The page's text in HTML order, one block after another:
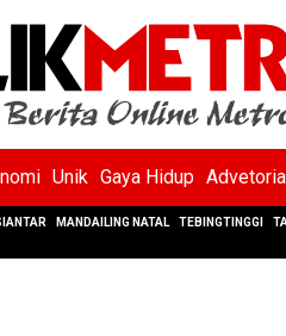
Unik Gaya Hidup
MANDAILING NATAL TEBINGTINGGI